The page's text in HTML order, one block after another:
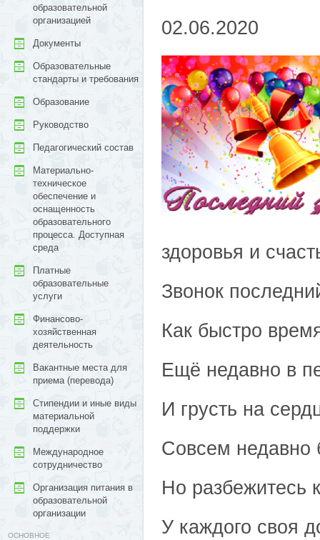
образовательной
организацией
Документы
Образовательные
стандарты и требования
Образование
Руководство
Педагогический состав
Материально-
техническое
обеспечение и
оснащенность
образовательного
процесса. Доступная
среда
Платные
образовательные
услуги
Финансово-
хозяйственная
деятельность
Вакантные места для
приема (перевода)
Стипендии и иные виды
материальной
поддержки
Международное
сотрудничество
Организация питания в
образовательной
организации
ОСНОВНОЕ
02.06.2020
здоровья и
Звонок
Как быстро
Ещё недавно в
И грусть на
Совсем недавно
Но разбежитесь
У каждого своя